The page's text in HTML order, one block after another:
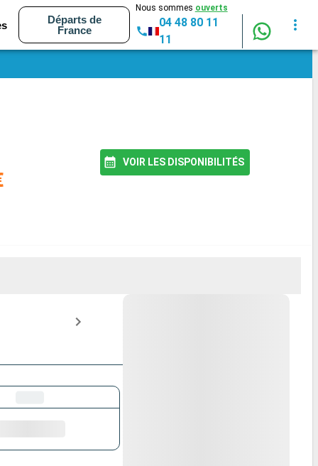
Départs de
France
Nous sommes ouverts
04 48 80 11
11
VOIR LES DISPONIBILITÉS